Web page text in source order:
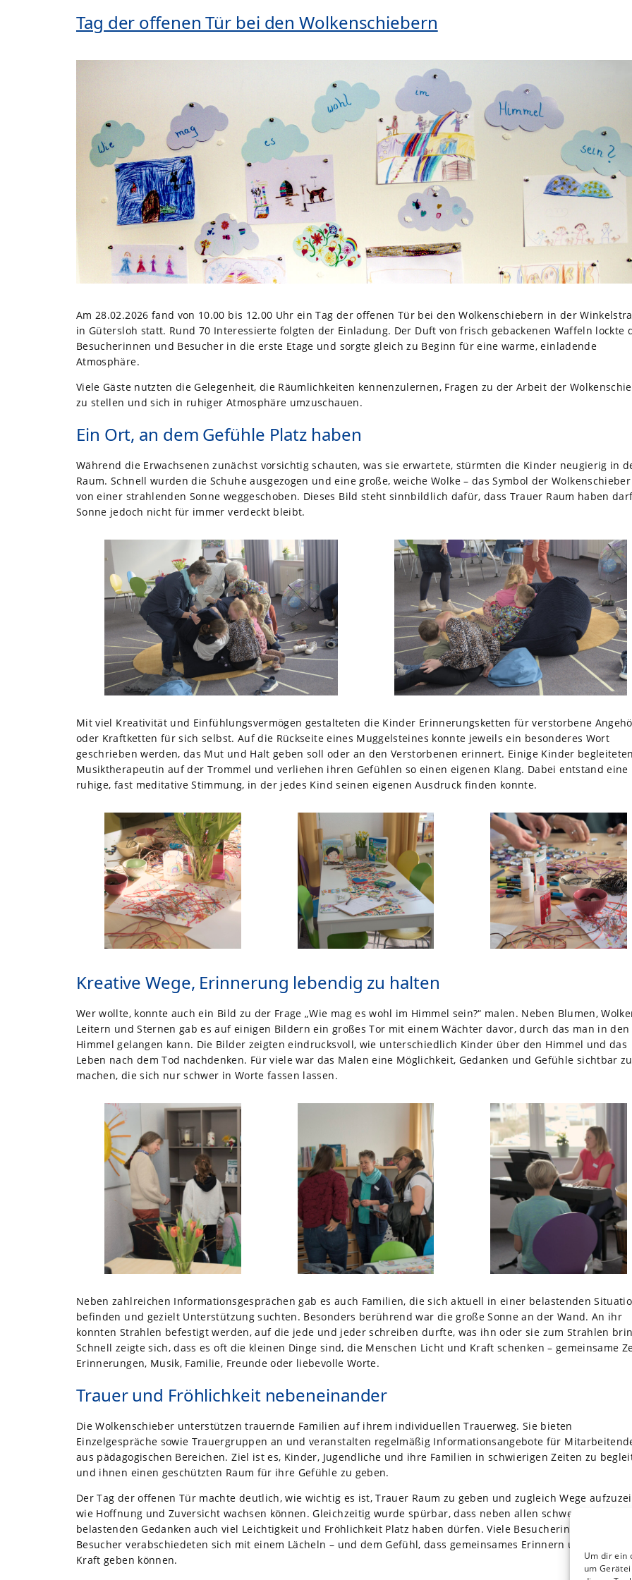
Um dir ein
um
Tag der offenen Tür bei den Wolkenschiebern
Am 28.02.2026 fand von 10.00 bis 12.00 Uhr ein Tag der offenen Tür bei den Wolkenschiebern in der
in Gütersloh statt. Rund 70 Interessierte folgten der Einladung. Der Duft von frisch gebackenen Waffeln lockte
Besucherinnen und Besucher in die erste Etage und sorgte gleich zu Beginn für eine warme, einladende
Atmosphäre.
Viele Gäste nutzten die Gelegenheit, die Räumlichkeiten kennenzulernen, Fragen zu der Arbeit der
zu stellen und sich in ruhiger Atmosphäre umzuschauen.
Ein Ort, an dem Gefühle Platz haben
Während die Erwachsenen zunächst vorsichtig schauten, was sie erwartete, stürmten die Kinder neugierig in
Raum. Schnell wurden die Schuhe ausgezogen und eine große, weiche Wolke – das Symbol der Wolkenschieber
von einer strahlenden Sonne weggeschoben. Dieses Bild steht sinnbildlich dafür, dass Trauer Raum haben
Sonne jedoch nicht für immer verdeckt bleibt.
Mit viel Kreativität und Einfühlungsvermögen gestalteten die Kinder Erinnerungsketten für verstorbene
oder Kraftketten für sich selbst. Auf die Rückseite eines Muggelsteines konnte jeweils ein besonderes Wort
geschrieben werden, das Mut und Halt geben soll oder an den Verstorbenen erinnert. Einige Kinder
Musiktherapeutin auf der Trommel und verliehen ihren Gefühlen so einen eigenen Klang. Dabei entstand eine
ruhige, fast meditative Stimmung, in der jedes Kind seinen eigenen Ausdruck finden konnte.
Kreative Wege, Erinnerung lebendig zu halten
Wer wollte, konnte auch ein Bild zu der Frage „Wie mag es wohl im Himmel sein?“ malen. Neben Blumen,
Leitern und Sternen gab es auf einigen Bildern ein großes Tor mit einem Wächter davor, durch das man in den
Himmel gelangen kann. Die Bilder zeigten eindrucksvoll, wie unterschiedlich Kinder über den Himmel und das
Leben nach dem Tod nachdenken. Für viele war das Malen eine Möglichkeit, Gedanken und Gefühle sichtbar zu
machen, die sich nur schwer in Worte fassen lassen.
Neben zahlreichen Informationsgesprächen gab es auch Familien, die sich aktuell in einer belastenden
befinden und gezielt Unterstützung suchten. Besonders berührend war die große Sonne an der Wand. An ihr
konnten Strahlen befestigt werden, auf die jede und jeder schreiben durfte, was ihn oder sie zum Strahlen
Schnell zeigte sich, dass es oft die kleinen Dinge sind, die Menschen Licht und Kraft schenken – gemeinsame
Erinnerungen, Musik, Familie, Freunde oder liebevolle Worte.
Trauer und Fröhlichkeit nebeneinander
Die Wolkenschieber unterstützen trauernde Familien auf ihrem individuellen Trauerweg. Sie bieten
Einzelgespräche sowie Trauergruppen an und veranstalten regelmäßig Informationsangebote für
aus pädagogischen Bereichen. Ziel ist es, Kinder, Jugendliche und ihre Familien in schwierigen Zeiten zu
und ihnen einen geschützten Raum für ihre Gefühle zu geben.
Der Tag der offenen Tür machte deutlich, wie wichtig es ist, Trauer Raum zu geben und zugleich Wege
wie Hoffnung und Zuversicht wachsen können. Gleichzeitig wurde spürbar, dass neben allen schweren und
belastenden Gedanken auch viel Leichtigkeit und Fröhlichkeit Platz haben dürfen. Viele Besucherinnen und
Besucher verabschiedeten sich mit einem Lächeln – und dem Gefühl, dass gemeinsames Erinnern und Zuhören
Kraft geben können.